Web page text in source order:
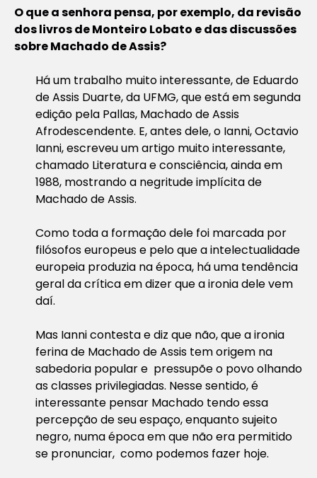
O que a senhora pensa, por exemplo, da revisão
dos livros de Monteiro Lobato e das discussões
sobre Machado de Assis?
Há um trabalho muito interessante, de Eduardo
de Assis Duarte, da UFMG, que está em segunda
edição pela Pallas, Machado de Assis
Afrodescendente. E, antes dele, o Ianni, Octavio
Ianni, escreveu um artigo muito interessante,
chamado Literatura e consciência, ainda em
1988, mostrando a negritude implícita de
Machado de Assis.
Como toda a formação dele foi marcada por
filósofos europeus e pelo que a intelectualidade
europeia produzia na época, há uma tendência
geral da crítica em dizer que a ironia dele vem
daí.
Mas Ianni contesta e diz que não, que a ironia
ferina de Machado de Assis tem origem na
sabedoria popular e pressupõe o povo olhando
as classes privilegiadas. Nesse sentido, é
interessante pensar Machado tendo essa
percepção de seu espaço, enquanto sujeito
negro, numa época em que não era permitido
se pronunciar, como podemos fazer hoje.